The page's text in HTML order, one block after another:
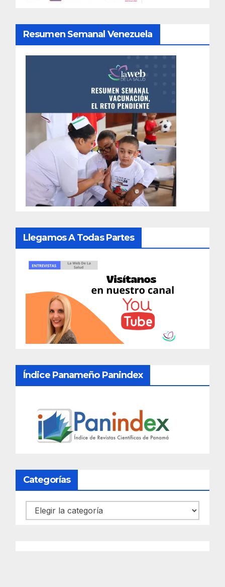
Resumen Semanal Venezuela
Llegamos A Todas Partes
Índice Panameño Panindex
Categorías
Categorías